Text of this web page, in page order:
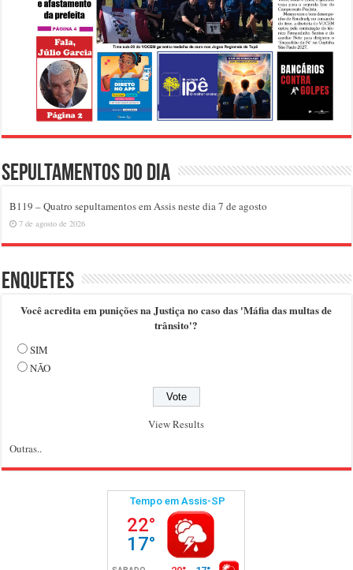
Sepultamentos do dia
B119 – Quatro sepultamentos em Assis neste dia 7 de agosto
7 de agosto de 2026
Enquetes
Você acredita em punições na Justiça no caso das 'Máfia das multas de
trânsito'?
SIM
NÃO
View Results
Outras..